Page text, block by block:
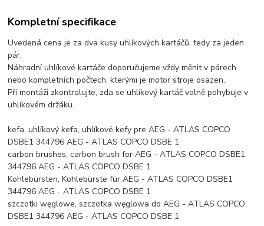
Kompletní specifikace
Uvedená cena je za dva kusy uhlíkových kartáčů, tedy za jeden
pár.
Náhradní uhlíkové kartáče doporučujeme vždy měnit v párech
nebo kompletních počtech, kterými je motor stroje osazen.
Při montáži zkontrolujte, zda se uhlíkový kartáč volně pohybuje v
uhlíkovém držáku.
kefa, uhlíkový kefa, uhlíkové kefy pre AEG - ATLAS COPCO
DSBE1 344796 AEG - ATLAS COPCO DSBE 1
carbon brushes, carbon brush for AEG - ATLAS COPCO DSBE1
344796 AEG - ATLAS COPCO DSBE 1
Kohlebürsten, Kohlebürste für AEG - ATLAS COPCO DSBE1
344796 AEG - ATLAS COPCO DSBE 1
szczotki węglowe, szczotka węglowa do AEG - ATLAS COPCO
DSBE1 344796 AEG - ATLAS COPCO DSBE 1